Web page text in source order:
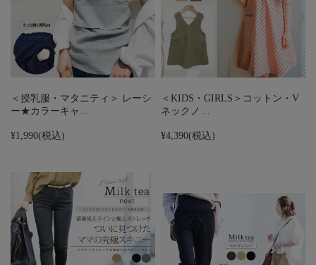
＜授乳服・マタニティ＞ レーシ
ー★カラーキャ…
¥1,990(税込)
＜KIDS・GIRLS＞コットン・V
ネックノ…
¥4,390(税込)